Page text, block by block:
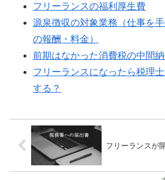
フリーランスの福利厚生費
源泉徴収の対象業務（仕事を
の報酬・料金）
前期はなかった消費税の中間
フリーランスになったら税理
する？
フリーランスが